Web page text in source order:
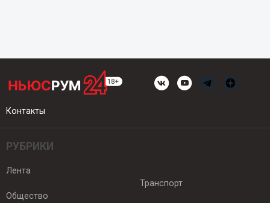
Контакты
РУБРИКИ
Лента
Общество
Транспорт